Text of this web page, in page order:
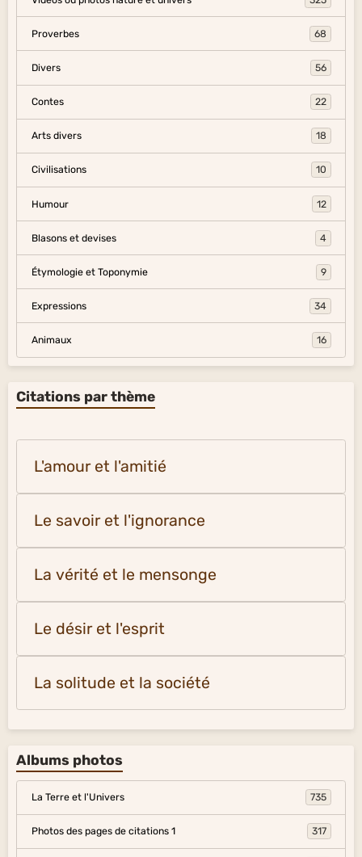
Proverbes 68
Divers 56
Contes 22
Arts divers 18
Civilisations 10
Humour 12
Blasons et devises 4
Étymologie et Toponymie 9
Expressions 34
Animaux 16
Citations par thème
L'amour et l'amitié
Le savoir et l'ignorance
La vérité et le mensonge
Le désir et l'esprit
La solitude et la société
Albums photos
La Terre et l'Univers 735
Photos des pages de citations 1 317